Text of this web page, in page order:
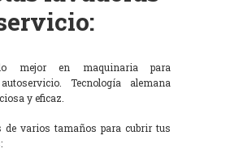
mejor en maquinaria para
Tecnología alemana
y eficaz.
de varios tamaños para cubrir tus